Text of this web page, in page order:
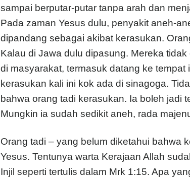
sampai berputar-putar tanpa arah dan
Pada zaman Yesus dulu, penyakit aneh-
dipandang sebagai akibat kerasukan.
Kalau di Jawa dulu dipasung. Mereka
di masyarakat, termasuk datang ke
kerasukan kali ini kok ada di sinagoga.
bahwa orang tadi kerasukan. Ia boleh jadi
Mungkin ia sudah sedikit aneh, rada
Orang tadi – yang belum diketahui bahwa
Yesus. Tentunya warta Kerajaan Allah
Injil seperti tertulis dalam Mrk 1:15. Apa